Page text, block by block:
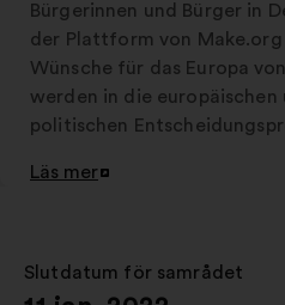
Bürgerinnen und Bürger in
der Plattform von
Wünsche für das Europa
werden in die europäischen
politischen
Läs mer
Öppna
ny
flik
Slutdatum för samrådet
: